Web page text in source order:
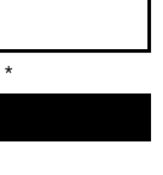
*